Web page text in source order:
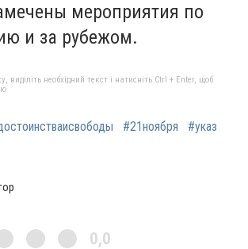
мероприятия по
и за рубежом.
необхідний текст і натисніть Ctrl + Enter, щоб
#21ноября
#указ
0,0